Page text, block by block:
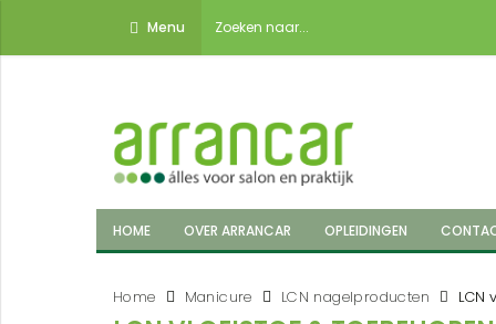
Menu
HOME OVER ARRANCAR OPLEIDINGEN
Home Manicure LCN nagelproducten LCN